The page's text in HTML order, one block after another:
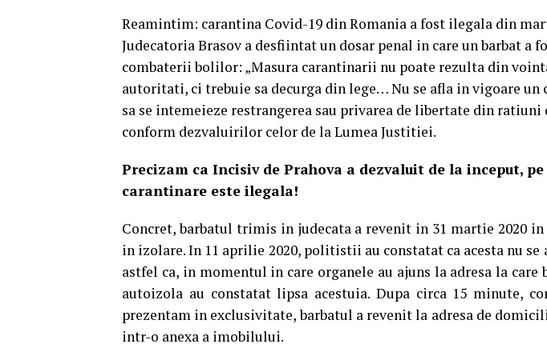
Reamintim: carantina Covid-19 din Romania a fost ilegala din
Judecatoria Brasov a desfiintat un dosar penal in care un barbat a
combaterii bolilor: „Masura carantinarii nu poate rezulta din
autoritati, ci trebuie sa decurga din lege… Nu se afla in vigoare un
sa se intemeieze restrangerea sau privarea de libertate din ratiuni
conform dezvaluirilor celor de la Lumea Justitiei.
Precizam ca Incisiv de Prahova a dezvaluit de la inceput, pe
carantinare este ilegala!
Concret, barbatul trimis in judecata a revenit in 31 martie 2020
in izolare. In 11 aprilie 2020, politistii au constatat ca acesta nu
astfel ca, in momentul in care organele au ajuns la adresa la care
autoizola au constatat lipsa acestuia. Dupa circa 15 minute,
prezentam in exclusivitate, barbatul a revenit la adresa de
intr-o anexa a imobilului.